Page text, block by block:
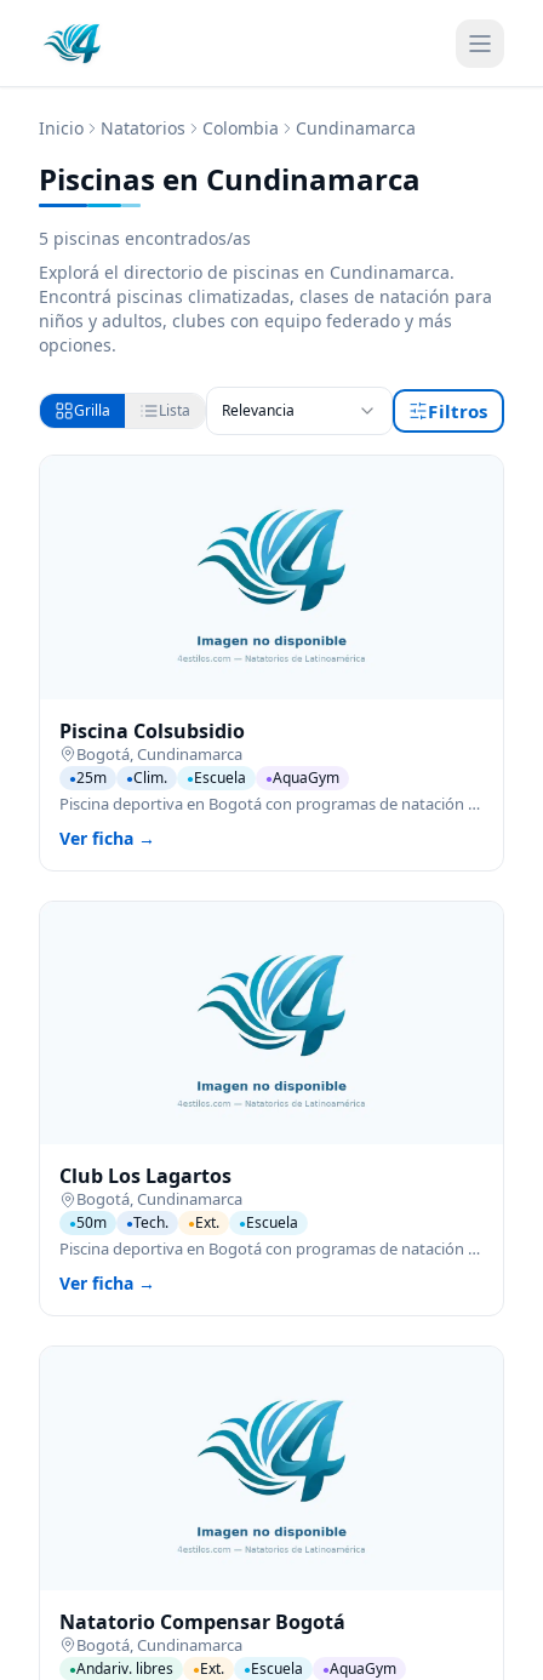
Inicio Natatorios Colombia Cundinamarca
Piscinas en Cundinamarca
5 piscinas encontrados/as
Explorá el directorio de piscinas en Cundinamarca.
Encontrá piscinas climatizadas, clases de natación para
niños y adultos, clubes con equipo federado y más
opciones.
Grilla Lista Relevancia Filtros
Piscina Colsubsidio
Bogotá Cundinamarca
●25m ●Clim. ●Escuela ●AquaGym
Piscina deportiva en Bogotá con programas de natación para todas las edades.
Ver ficha →
Club Los Lagartos
Bogotá,Cundinamarca
●50m ●Tech. ●Ext. ●Escuela
Piscina deportiva en Bogotá con programas de natación para todas las edades.
Ver ficha →
Natatorio Compensar Bogotá
Bogotá,Cundinamarca
●Andariv. libres ●Ext. ●Escuela ●AquaGym